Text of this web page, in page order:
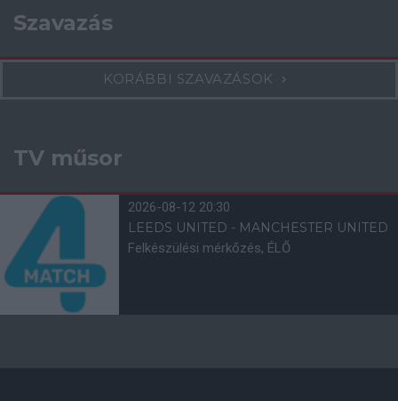
Szavazás
KORÁBBI SZAVAZÁSOK
TV műsor
2026-08-12 20:30
LEEDS UNITED - MANCHESTER UNITED
Felkészülési mérkőzés, ÉLŐ